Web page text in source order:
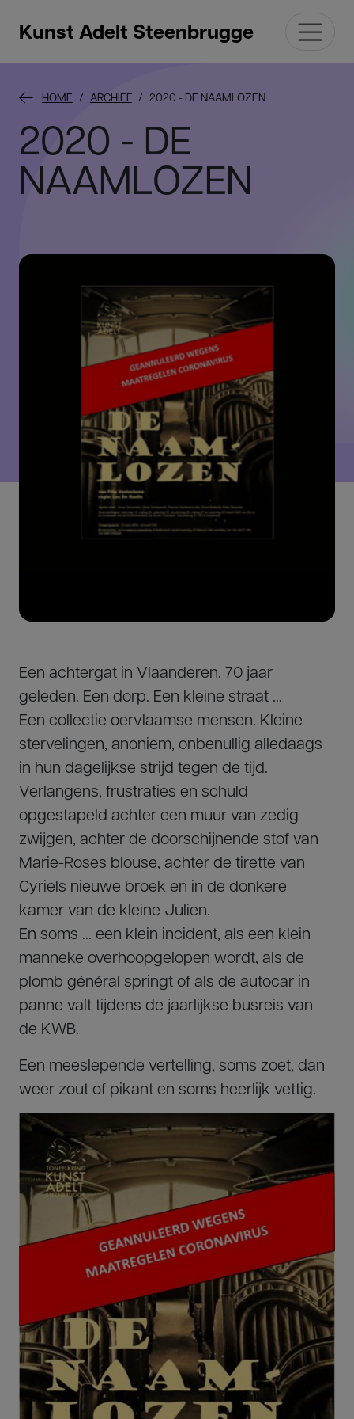
Kunst Adelt Steenbrugge
HOME ARCHIEF 2020 - DE NAAMLOZEN
2020 - DE
NAAMLOZEN
Een achtergat in Vlaanderen, 70 jaar
geleden. Een dorp. Een kleine straat ...
Een collectie oervlaamse mensen. Kleine
stervelingen, anoniem, onbenullig alledaags
in hun dagelijkse strijd tegen de tijd.
Verlangens, frustraties en schuld
opgestapeld achter een muur van zedig
zwijgen, achter de doorschijnende stof van
Marie-Roses blouse, achter de tirette van
Cyriels nieuwe broek en in de donkere
kamer van de kleine Julien.
En soms … een klein incident, als een klein
manneke overhoopgelopen wordt, als de
plomb général springt of als de autocar in
panne valt tijdens de jaarlijkse busreis van
de KWB.
Een meeslepende vertelling, soms zoet, dan
weer zout of pikant en soms heerlijk vettig.